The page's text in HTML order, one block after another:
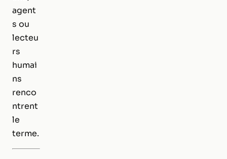
agent
s ou
lecteu
rs
humai
ns
renco
ntrent
le
terme.